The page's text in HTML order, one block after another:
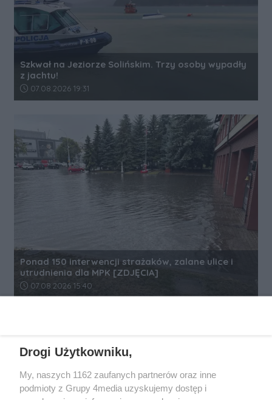
Szkwał na Jeziorze Solińskim. Trzy osoby wypadły
z jachtu!
Data dodania artykułu:
07.08.2026 19:31
Ponad 150 interwencji strażaków, zalane ulice i
utrudnienia dla MPK [ZDJĘCIA]
Data dodania artykułu:
07.08.2026 15:40
Drogi Użytkowniku,
My, naszych 1162 zaufanych partnerów oraz inne
podmioty z Grupy 4media uzyskujemy dostęp i